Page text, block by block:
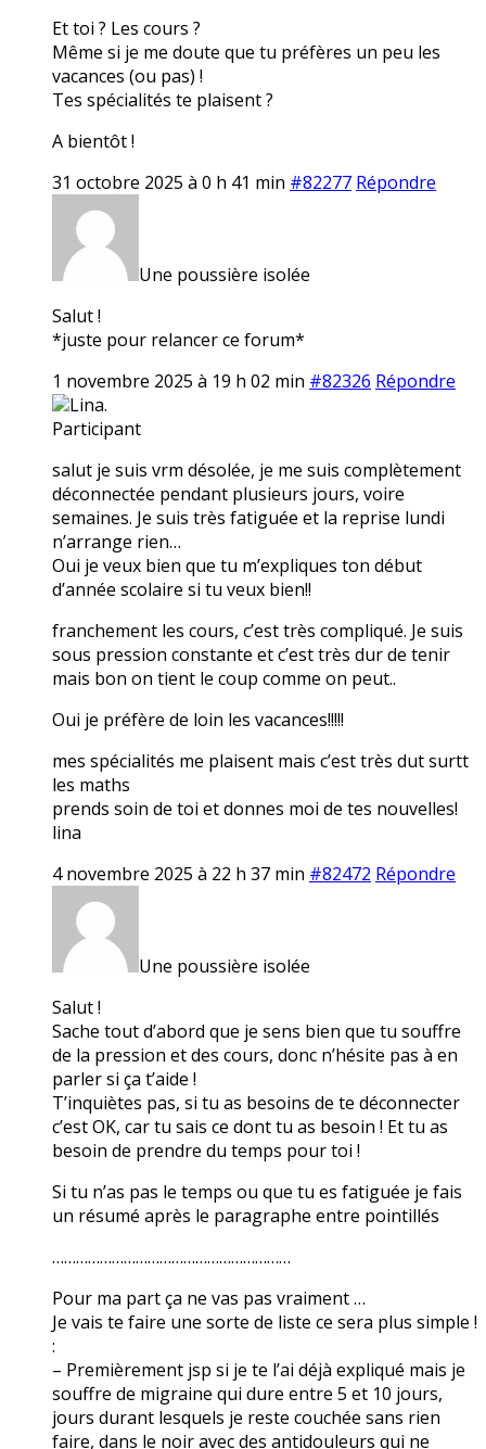
Et toi ? Les cours ?
Même si je me doute que tu préfères un peu les
vacances (ou pas) !
Tes spécialités te plaisent ?
A bientôt !
31 octobre 2025 à 0 h 41 min #82277 Répondre
Une poussière isolée
Salut !
*juste pour relancer ce forum*
1 novembre 2025 à 19 h 02 min #82326 Répondre
Lina.
Participant
salut je suis vrm désolée, je me suis complètement
déconnectée pendant plusieurs jours, voire
semaines. Je suis très fatiguée et la reprise lundi
n’arrange rien…
Oui je veux bien que tu m’expliques ton début
d’année scolaire si tu veux bien!!
franchement les cours, c’est très compliqué. Je suis
sous pression constante et c’est très dur de tenir
mais bon on tient le coup comme on peut..
Oui je préfère de loin les vacances!!!!!
mes spécialités me plaisent mais c’est très dut surtt
les maths
prends soin de toi et donnes moi de tes nouvelles!
lina
4 novembre 2025 à 22 h 37 min #82472 Répondre
Une poussière isolée
Salut !
Sache tout d’abord que je sens bien que tu souffre
de la pression et des cours, donc n’hésite pas à en
parler si ça t’aide !
T’inquiètes pas, si tu as besoins de te déconnecter
c’est OK, car tu sais ce dont tu as besoin ! Et tu as
besoin de prendre du temps pour toi !
Si tu n’as pas le temps ou que tu es fatiguée je fais
un résumé après le paragraphe entre pointillés
……………………………………………………
Pour ma part ça ne vas pas vraiment …
Je vais te faire une sorte de liste ce sera plus simple !
:
– Premièrement jsp si je te l’ai déjà expliqué mais je
souffre de migraine qui dure entre 5 et 10 jours,
jours durant lesquels je reste couchée sans rien
faire, dans le noir avec des antidouleurs qui ne